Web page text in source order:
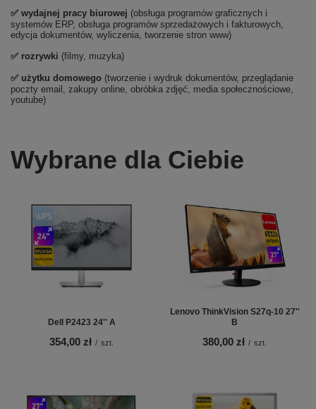
✅ wydajnej pracy biurowej (obsługa programów graficznych i
systemów ERP, obsługa programów sprzedażowych i fakturowych,
edycja dokumentów, wyliczenia, tworzenie stron www)
✅ rozrywki (filmy, muzyka)
✅ użytku domowego (tworzenie i wydruk dokumentów, przeglądanie
poczty email, zakupy online, obróbka zdjęć, media społecznościowe,
youtube)
Wybrane dla Ciebie
Dell P2423 24'' A
354,00 zł / szt.
Lenovo ThinkVision S27q-10 27''
B
380,00 zł / szt.